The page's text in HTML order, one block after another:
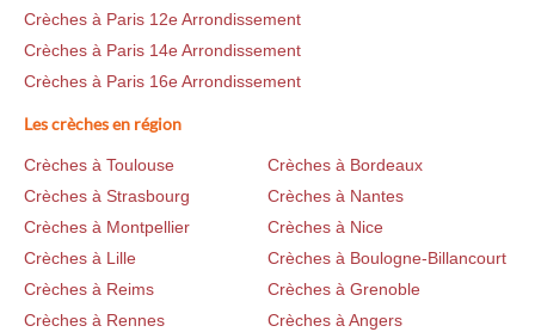
Crèches à Paris 12e Arrondissement
Crèches à Paris 14e Arrondissement
Crèches à Paris 16e Arrondissement
Les crèches en région
Crèches à Toulouse
Crèches à Bordeaux
Crèches à Strasbourg
Crèches à Nantes
Crèches à Montpellier
Crèches à Nice
Crèches à Lille
Crèches à Boulogne-Billancourt
Crèches à Reims
Crèches à Grenoble
Crèches à Rennes
Crèches à Angers